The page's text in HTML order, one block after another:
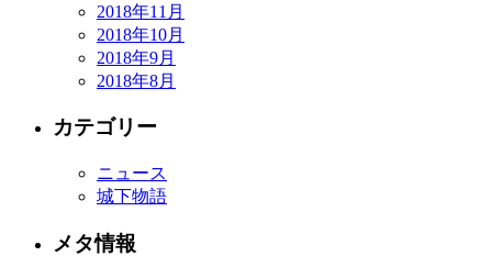
2018年11月
2018年10月
2018年9月
2018年8月
カテゴリー
ニュース
城下物語
メタ情報